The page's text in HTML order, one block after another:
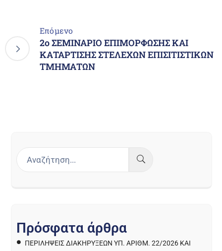
Επόμενο
2o ΣΕΜΙΝΑΡΙΟ ΕΠΙΜΟΡΦΩΣΗΣ ΚΑΙ
ΚΑΤΑΡΤΙΣΗΣ ΣΤΕΛΕΧΩΝ ΕΠΙΣΙΤΙΣΤΙΚΩΝ
ΤΜΗΜΑΤΩΝ
Πρόσφατα άρθρα
ΠΕΡΙΛΉΨΕΙΣ ΔΙΑΚΗΡΎΞΕΩΝ ΥΠ. ΑΡΙΘΜ. 22/2026 ΚΑΙ